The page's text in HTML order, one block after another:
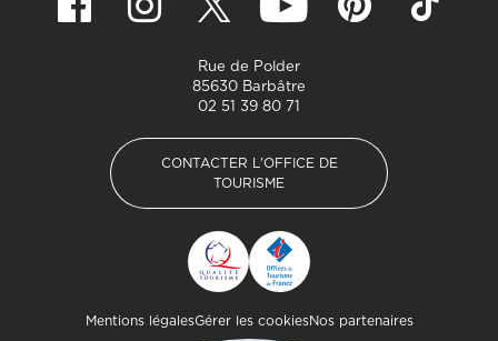
Mentions légalesGérer les cookiesNos partenaires
Rue de Polder
85630 Barbâtre
02 51 39 80 71
CONTACTER L'OFFICE DE
TOURISME
CONTACTER L'OFFICE DE
TOURISME